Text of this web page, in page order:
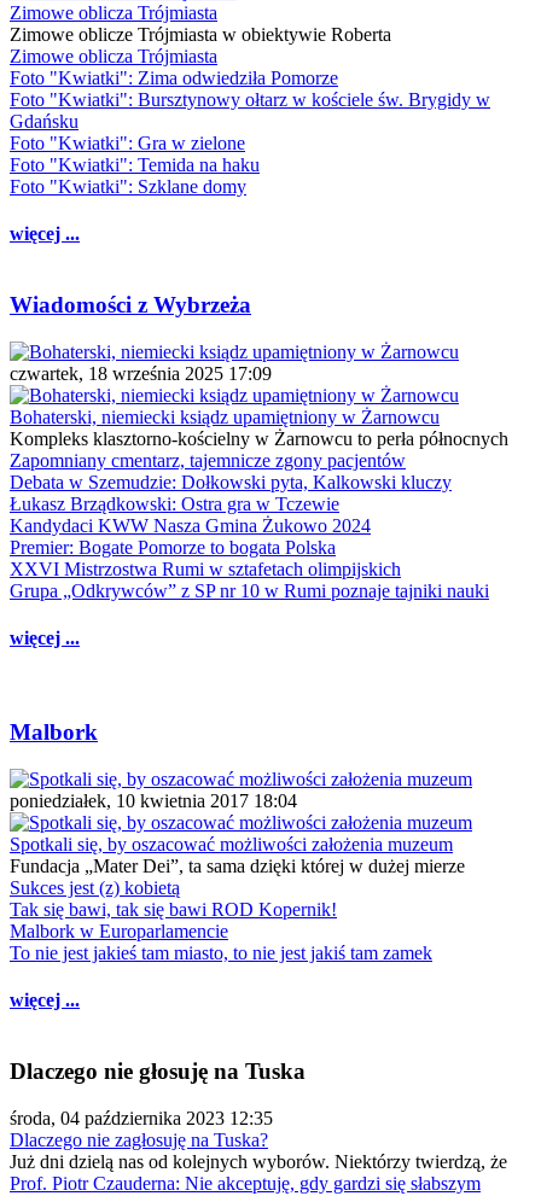
Zimowe oblicza Trójmiasta
Zimowe oblicze Trójmiasta w obiektywie Roberta
Zimowe oblicza Trójmiasta
Foto "Kwiatki": Zima odwiedziła Pomorze
Foto "Kwiatki": Bursztynowy ołtarz w kościele św. Brygidy w
Gdańsku
Foto "Kwiatki": Gra w zielone
Foto "Kwiatki": Temida na haku
Foto "Kwiatki": Szklane domy
więcej ...
Wiadomości z Wybrzeża
czwartek, 18 września 2025 17:09
Bohaterski, niemiecki ksiądz upamiętniony w Żarnowcu
Kompleks klasztorno-kościelny w Żarnowcu to perła północnych
Zapomniany cmentarz, tajemnicze zgony pacjentów
Debata w Szemudzie: Dołkowski pyta, Kalkowski kluczy
Łukasz Brządkowski: Ostra gra w Tczewie
Kandydaci KWW Nasza Gmina Żukowo 2024
Premier: Bogate Pomorze to bogata Polska
XXVI Mistrzostwa Rumi w sztafetach olimpijskich
Grupa „Odkrywców” z SP nr 10 w Rumi poznaje tajniki nauki
więcej ...
Malbork
poniedziałek, 10 kwietnia 2017 18:04
Spotkali się, by oszacować możliwości założenia muzeum
Fundacja „Mater Dei”, ta sama dzięki której w dużej mierze
Sukces jest (z) kobietą
Tak się bawi, tak się bawi ROD Kopernik!
Malbork w Europarlamencie
To nie jest jakieś tam miasto, to nie jest jakiś tam zamek
więcej ...
Dlaczego nie głosuję na Tuska
środa, 04 października 2023 12:35
Dlaczego nie zagłosuję na Tuska?
Już dni dzielą nas od kolejnych wyborów. Niektórzy twierdzą, że
Prof. Piotr Czauderna: Nie akceptuję, gdy gardzi się słabszym